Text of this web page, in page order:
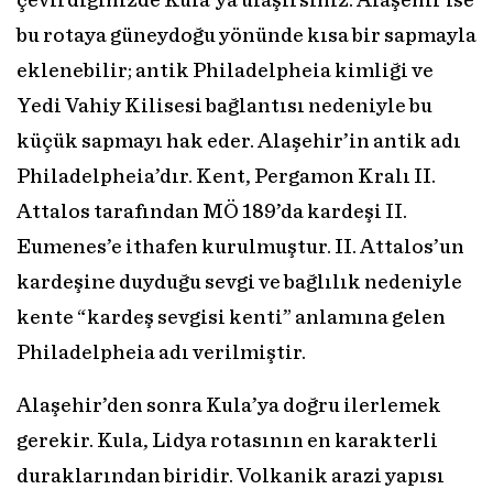
bu rotaya güneydoğu yönünde kısa bir sapmayla
eklenebilir; antik Philadelpheia kimliği ve
Yedi Vahiy Kilisesi bağlantısı nedeniyle bu
küçük sapmayı hak eder. Alaşehir’in antik adı
Philadelpheia’dır. Kent, Pergamon Kralı II.
Attalos tarafından MÖ 189’da kardeşi II.
Eumenes’e ithafen kurulmuştur. II. Attalos’un
kardeşine duyduğu sevgi ve bağlılık nedeniyle
kente “kardeş sevgisi kenti” anlamına gelen
Philadelpheia adı verilmiştir.
Alaşehir’den sonra Kula’ya doğru ilerlemek
gerekir. Kula, Lidya rotasının en karakterli
duraklarından biridir. Volkanik arazi yapısı